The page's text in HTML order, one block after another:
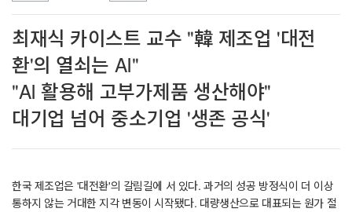
최재식 카이스트 교수 "韓 제조업 '대전
환'의 열쇠는 AI"
"AI 활용해 고부가제품 생산해야"
대기업 넘어 중소기업 '생존 공식'
한국 제조업은 '대전환'의 갈림길에 서 있다. 과거의 성공 방정식이 더 이상
통하지 않는 거대한 지각 변동이 시작됐다. 대량생산으로 대표되는 원가 절